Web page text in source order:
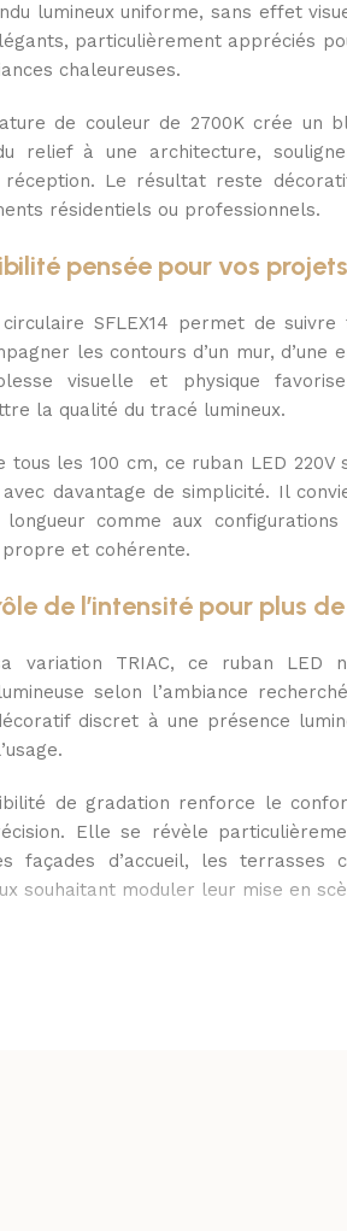
lumineux uniforme, sans effet
particulièrement appréciés
chaleureuses.
de couleur de 2700K crée un
relief à une architecture,
réception. Le résultat reste
résidentiels ou professionnels.
pensée pour vos projets
SFLEX14 permet de
les contours d’un mur, d’une
visuelle et physique
la qualité du tracé lumineux.
tous les 100 cm, ce ruban LED
avec davantage de simplicité. Il
comme aux
et cohérente.
de l’intensité pour plus
variation TRIAC, ce ruban LED
selon l’ambiance
discret à une présence
de gradation renforce le
Elle se révèle
façades d’accueil, les terrasses
souhaitant moduler leur mise en
directe en 220-240V